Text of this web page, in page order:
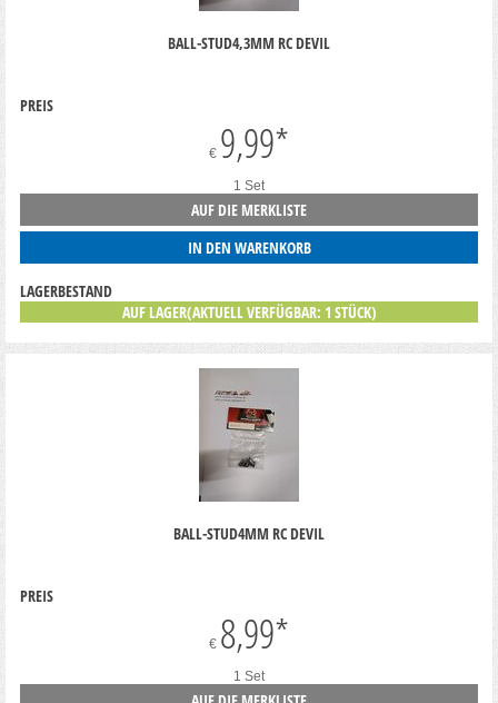
BALL-STUD4,3MM RC DEVIL
PREIS
€ 9,99*
1 Set
AUF DIE MERKLISTE
IN DEN WARENKORB
LAGERBESTAND
AUF LAGER(AKTUELL VERFÜGBAR: 1 STÜCK)
BALL-STUD4MM RC DEVIL
PREIS
€ 8,99*
1 Set